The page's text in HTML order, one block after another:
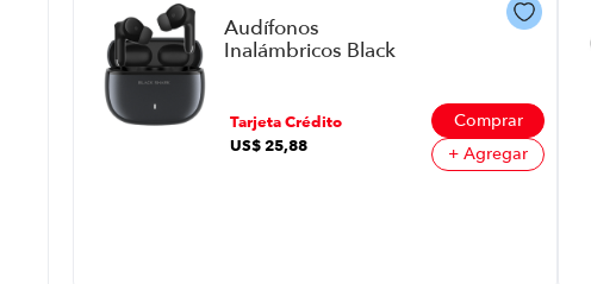
Audífonos
Inalámbricos Black
Tarjeta Crédito
US$ 25,88
Comprar
+ Agregar